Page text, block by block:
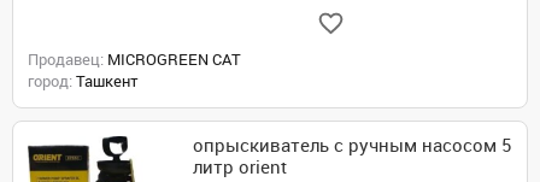
Продавец: MICROGREEN CAT
город: Ташкент
опрыскиватель с ручным насосом 5
литр orient